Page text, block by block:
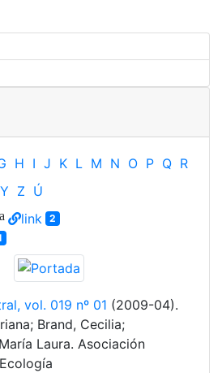
H I J K L M N O P Q R
Y Z Ú
link 2
vol. 019 nº 01 (2009-04).
Brand, Cecilia;
Laura. Asociación